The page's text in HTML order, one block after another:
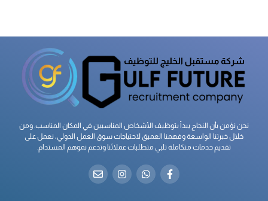
نحن نؤمن بأن النجاح يبدأ بتوظيف الأشخاص المناسبين في المكان المناسب. ومن
خلال خبرتنا الواسعة وفهمنا العميق لاحتياجات سوق العمل الدولي، نعمل على
تقديم خدمات متكاملة تلبي متطلبات عملائنا وتدعم نموهم المستدام.